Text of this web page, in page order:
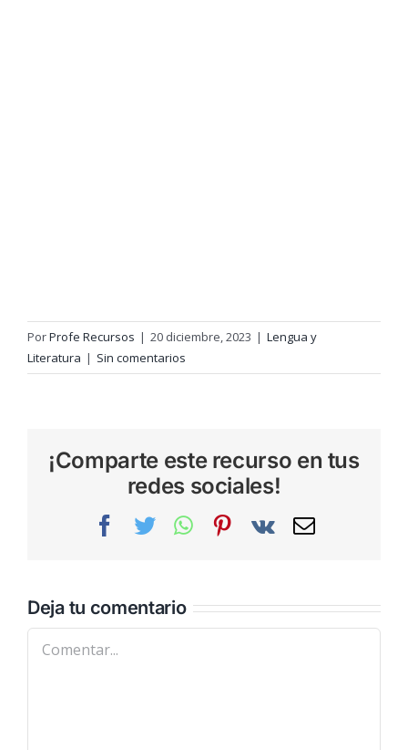
PorProfe Recursos | 20 diciembre, 2023 | Lengua y
Literatura | Sin comentarios
¡Comparte este recurso en tus
redes sociales!
Facebook
TwitterWhatsAppPinterest
Vk
Correo
Deja tu comentario
Comentar